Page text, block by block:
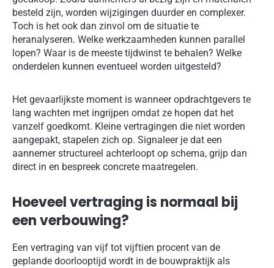
besteld zijn, worden wijzigingen duurder en complexer.
Toch is het ook dan zinvol om de situatie te
heranalyseren. Welke werkzaamheden kunnen parallel
lopen? Waar is de meeste tijdwinst te behalen? Welke
onderdelen kunnen eventueel worden uitgesteld?
Het gevaarlijkste moment is wanneer opdrachtgevers te
lang wachten met ingrijpen omdat ze hopen dat het
vanzelf goedkomt. Kleine vertragingen die niet worden
aangepakt, stapelen zich op. Signaleer je dat een
aannemer structureel achterloopt op schema, grijp dan
direct in en bespreek concrete maatregelen.
Hoeveel vertraging is normaal bij
een verbouwing?
Een vertraging van vijf tot vijftien procent van de
geplande doorlooptijd wordt in de bouwpraktijk als